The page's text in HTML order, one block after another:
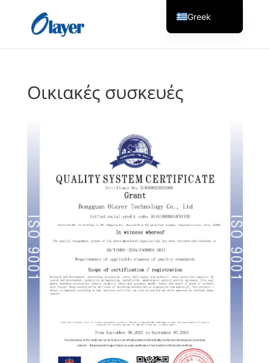
Οικιακές συσκευές
Greek
English
French
Dutch
Russian
Swedish